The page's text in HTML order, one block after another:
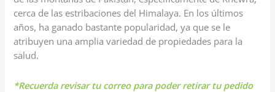
cerca de las estribaciones del Himalaya. En los últimos
años, ha ganado bastante popularidad, ya que se le
atribuyen una amplia variedad de propiedades para la
salud.
*Recuerda revisar tu correo para poder retirar tu pedido